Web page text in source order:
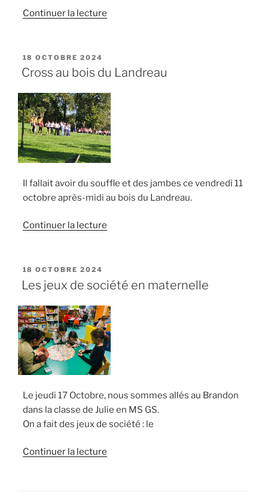
Continuer la lecturede
émotions
? »
PUBLIÉ
LE
18 OCTOBRE 2024
Cross au bois du Landreau
Il fallait avoir du souffle et des jambes ce vendredi 11
octobre après-midi au bois du Landreau.
Continuer la lecturede
du
PUBLIÉ
LE
18 OCTOBRE 2024
Les jeux de société en maternelle
Le jeudi 17 Octobre, nous sommes allés au Brandon
dans la classe de Julie en MS GS.
On a fait des jeux de société : le
Continuer la lecturede